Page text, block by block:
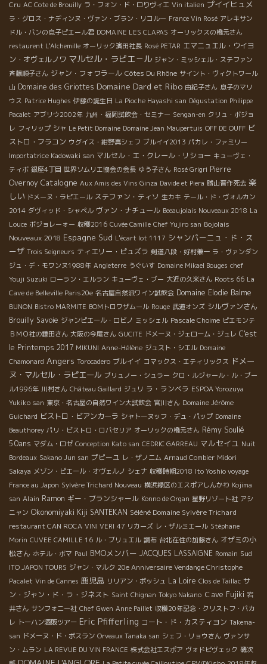
Cru AC Cote de Brouilly ラ・フォン・ド・ロりヴィエ Vin italien プイイヒュメ
ラ・グロス・ナディンヌ・ヴァン・ブラン・リコルー France Vin Rosé アレキサン
ドル・バンの息子ピエール君 DOMAINE LES CLAPAS オーリックスの橋元さん
restaurent L'Alchemille オーリック濱田社長 Rosé PETAR エマニュエル・ウイヨ
ン・オヴェルノワ マルセル・ラピエ－ル ジャン・ミッシェル・ステファン
斉藤順子さん ジャン・フォワラール Côtes Du Rhône サイント・ヴィクトワール
山 Domaine des Griottes Domaine Dard et Ribo 由紀子さん 息子のマリ
ウス Patrice Hughes 伊藤の誕生日 La Pioche Hayashi san Dégustation Philippe
Pacalet アブリウ2002年 九州・福岡試飲会・セミナー Sengan-en クリュ・ボジョ
レ フィリップ シャ Le Petit Domaine Domaine Jean Maupertuis OFF DE OUFF ビ
ストロ・フラコン ウグイス・紺野真シェフ ブルイイ2013 パカレ・ファミリー
Importatrice Kadowaki san マルセル・エ・クレール・リショー キューヴェ・
ティボ 銀座4丁目 世界ソムリエ協会の会長 ゆう子さん Rosé Grigri Pierre
Overnoy Catalogne Aux Amis des Vins Ginza Davide et Piera 勝山晋作死去 楽
しい ドメーヌ・ラピエール ステファン・ティソ 生カキ テール・ド・ヴォルカン
2014 ダヴィッド・シャペル ヴァン・ナチュール Beeaujolais Nouveaux 2018 La
Louce ボジョレーォー 収穫2016 Cuvée Camille Chef Yujiro san Bojolais
Nouveaux 2018 Espagne Sud L'écart lot 1117 シャンパーニュ・ド・ス
ーザ Trois Seigneurs ティエリー・ピュズラ 剣道八段・好村兼一 ラ・ヴァンダン
ジュ・デ・モワンヌ1988年 Angleterre うぐいす Domaine Mikael Bouges chef
Youji Suzuki ローラン・エルラン キューヴェ・ブー 大近の久米さん Roots 66 La
Cave de Belleville Paris20e 名古屋自然派ワイン試飲会 Domaine Elodie Balme
BUNON Bistro MARMITE BOMトロワザムール Rouge 武道オンズ シルヴァンさん
Brouilly Savoie ジャンピエール・ロビノ ミッシェル Pascale Choime ピエモンテ
ＢＭＯ社の鎌田さん 大阪の今尾さん GUCITE ドメーヌ・ジェローム・ジュレ C'est
le Printemps 2017 MIKUNI Anne-Hélène ジュスト・シエル Domaine
Chamonard Angers Torocadero ブルイイ コマックス・エティリックス ドメー
ヌ・マルセル・ラピエール ブリュノー・シュラー クロ・ルジャール・ル・ブー
ル1996年 川村さん Château Gaillard ジュリ ラ・ランベラ ESPOA Yorozuya
Yukiko san 東京・名古屋の自然ワイン大試飲会 宮川さん Domaine Jérôme
Guichard ビストロ・ビアンカーラ シャトーヌッフ・デュ・パップ Domaine
Beauthorey パリ・ビストロ・ロバセリア オーリックの橋元さん Rémy Soulié
50ans マダム・ロゼ Conception Kato san CEDRIC GARREAU マルセイユ Nuit
Bordeaux Sakano Jun san プピーユ レ・ザノ二ム Arnaud Combier Midori
Sakaya メゾン・ピエール・オヴェルノ シェナ 収穫時期2018 Ito Yoshio voyage
France au Japon Sylvère Trichard Nouveau 横浜緑区のエスポアしんかわ Kojima
san Alain Ramon ギー・ブランシャール Konno de Organ 星野リゾート社 アシ
ニャン Okonomiyaki Kiji SANTEKAN Séléné Domaine Sylvère Trichard
restaurant CAN ROCA VINI VERI 47 リカーズ レ・ザルミエール Stéphane
Morin CUVEE CAMILLE 16 ル・ブリュエル 調布 台北在住の加藤さん オザミの小
松さん ホテル・ボマ Paul BMOメンバー JACQUES LASSAIGNE Romain Sud
ITO JAPON TOURS ジャン・マルク 20e Anniversaire Vendange Christophe
Pacalet Vin de Cannes 鹿児島 リリアン・ボッシュ La Loire Clos de Taillac サ
ン・ジャン・ド・ラ・ジネスト Saint Chignan Tokyo Nakano Ｃave Fujiki 岩
井さん サンフォニー社 Chef Gwen Anne Paillet 収穫20年記念・クリストフ・パカ
レ トーハン酒販ツアー Eric Pfifferling コート・ド・カスティヨン Takema-
san ドメーヌ・ド・ボスラン Orveaux Tanaka san シェフ・リョウさん ヴァンサ
ン・ムラン LA REVUE DU VIN FRANCE 株式会社エスポア ヴォドピヴェック 磯次